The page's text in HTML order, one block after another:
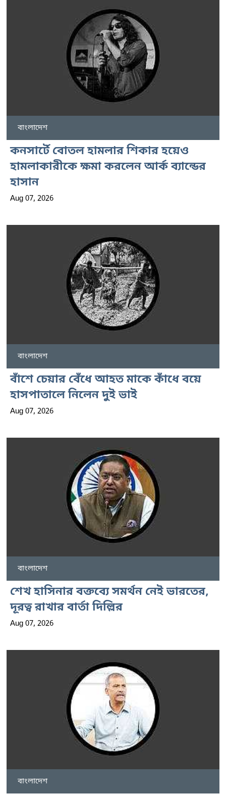
বাংলাদেশ
কনসার্টে বোতল হামলার শিকার হয়েও
হামলাকারীকে ক্ষমা করলেন আর্ক ব্যান্ডের
হাসান
Aug 07, 2026
বাংলাদেশ
বাঁশে চেয়ার বেঁধে আহত মাকে কাঁধে বয়ে
হাসপাতালে নিলেন দুই ভাই
Aug 07, 2026
বাংলাদেশ
শেখ হাসিনার বক্তব্যে সমর্থন নেই ভারতের,
দূরত্ব রাখার বার্তা দিল্লির
Aug 07, 2026
বাংলাদেশ